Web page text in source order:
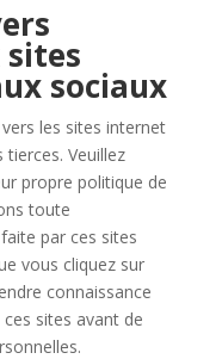
sites
sociaux
les sites internet
Veuillez
propre politique de
toute
par ces sites
vous cliquez sur
connaissance
sites avant de